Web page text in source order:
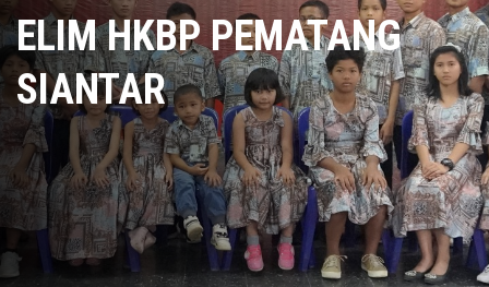
ELIM HKBP PEMATANG
SIANTAR